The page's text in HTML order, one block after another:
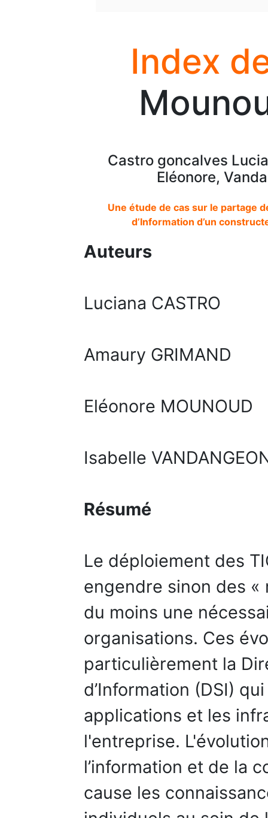
Index
Castro goncalves
Eléonore,
Une étude de cas sur le partage
d’Information d’un
Auteurs
Luciana CASTRO
Amaury GRIMAND
Eléonore MOUNOUD
Isabelle
Résumé
Le déploiement des
engendre sinon des
du moins une
organisations. Ces
particulièrement la
d’Information (DSI)
applications et les
l'entreprise.
l’information et de la
cause les